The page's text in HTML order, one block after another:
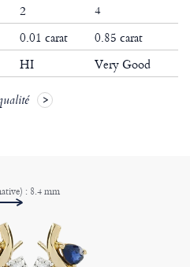
2
4
0.01 carat
0.85 carat
HI Very Good
: 8.4 mm